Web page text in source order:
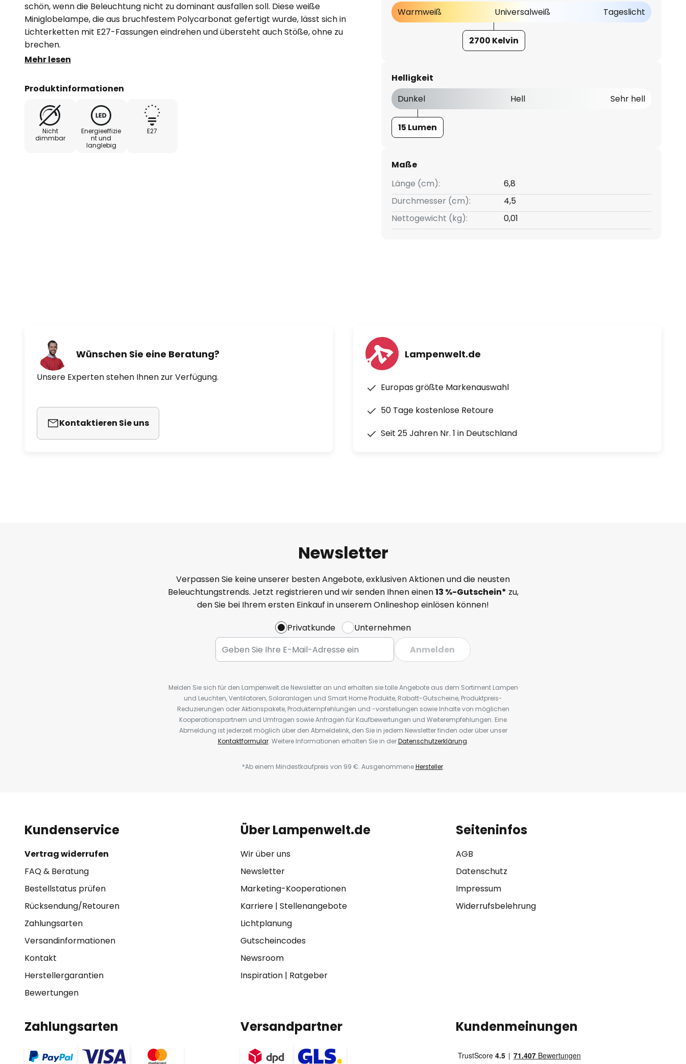
schön, wenn die Beleuchtung nicht zu dominant ausfallen soll. Diese weiße
Miniglobelampe, die aus bruchfestem Polycarbonat gefertigt wurde, lässt sich in
Lichterketten mit E27-Fassungen eindrehen und übersteht auch Stöße, ohne zu
brechen.
Merkmale:
- bruchsicher aus Polycarbonat gefertigt
Mehr lesen
Produktinformationen
Nicht
dimmbar
Energieeffizie
nt und
langlebig
E27
Warmweiß
Universalweiß Tageslicht
2700 Kelvin
Helligkeit
Dunkel
Hell Sehr hell
15 Lumen
Maße
Länge (cm):
6,8
Durchmesser (cm):
4,5
Nettogewicht (kg):
0,01
Wünschen Sie eine Beratung?
Unsere Experten stehen Ihnen zur Verfügung.
Kontaktieren Sie uns
Lampenwelt.de
Europas größte Markenauswahl
50 Tage kostenlose Retoure
Seit 25 Jahren Nr. 1 in Deutschland
Newsletter
Verpassen Sie keine unserer besten Angebote, exklusiven Aktionen und die neusten
Beleuchtungstrends. Jetzt registrieren und wir senden Ihnen einen13 %-Gutschein* zu,
den Sie bei Ihrem ersten Einkauf in unserem Onlineshop einlösen können!
Privatkunde
Unternehmen
Anmelden
Melden Sie sich für den Lampenwelt.de Newsletter an und erhalten sie tolle Angebote aus dem Sortiment Lampen
und Leuchten, Ventilatoren, Solaranlagen und Smart Home Produkte, Rabatt-Gutscheine, Produktpreis-
Reduzierungen oder Aktionspakete, Produktempfehlungen und -vorstellungen sowie Inhalte von möglichen
Kooperationspartnern und Umfragen sowie Anfragen für Kaufbewertungen und Weiterempfehlungen. Eine
Abmeldung ist jederzeit möglich über den Abmeldelink, den Sie in jedem Newsletter finden oder über unser
Kontaktformular. Weitere Informationen erhalten Sie in derDatenschutzerklärung.
*Ab einem Mindestkaufpreis von 99 €. AusgenommeneHersteller.
Kundenservice
Vertrag widerrufen
FAQ & Beratung
Bestellstatus prüfen
Rücksendung/Retouren
Zahlungsarten
Versandinformationen
Kontakt
Herstellergarantien
Bewertungen
Über Lampenwelt.de
Wir über uns
Newsletter
Marketing-Kooperationen
Karriere| Stellenangebote
Lichtplanung
Gutscheincodes
Newsroom
Inspiration| Ratgeber
Seiteninfos
AGB
Datenschutz
Impressum
Widerrufsbelehrung
Zahlungsarten Versandpartner Kundenmeinungen